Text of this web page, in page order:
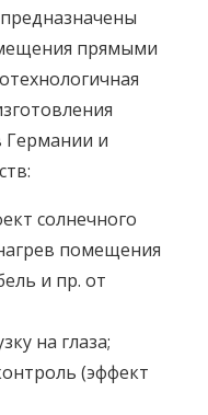
прямыми
Германии и
солнечного
помещения
и пр. от
на глаза;
(эффект